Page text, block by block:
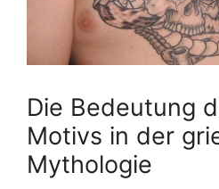
Die Bedeutung
Motivs in der
Mythologie